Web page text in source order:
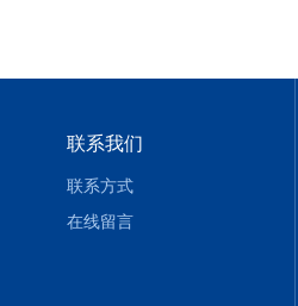
联系我们
联系方式
在线留言